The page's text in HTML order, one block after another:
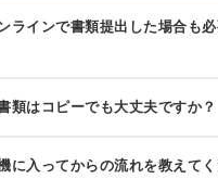
ラインで書類提出した場合も
類はコピーでも大丈夫ですか？
に入ってからの流れを教えて